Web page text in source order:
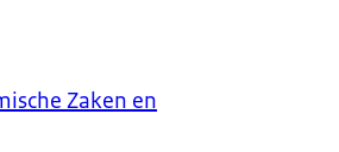
Zaken en